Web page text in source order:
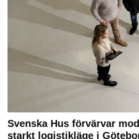
Svenska Hus förvärvar
starkt logistikläge i